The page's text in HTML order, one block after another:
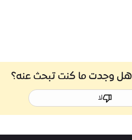
هل وجدت ما كنت تبحث عنه؟
لا